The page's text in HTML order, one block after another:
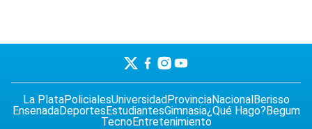
La PlataPolicialesUniversidadProvinciaNacionalBerisso
EnsenadaDeportesEstudiantesGimnasia¿Qué Hago?Begum
TecnoEntretenimiento